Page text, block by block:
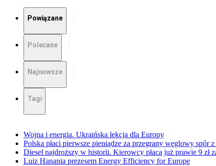
Powiązane
Polecane
Najnowsze
Tagi
Wojna i energia. Ukraińska lekcja dla Europy
Polska płaci pierwsze pieniądze za przegrany węglowy spór
Diesel najdroższy w historii. Kierowcy płacą już prawie 9 zł
Luiz Hanania prezesem Energy Efficiency for Europe